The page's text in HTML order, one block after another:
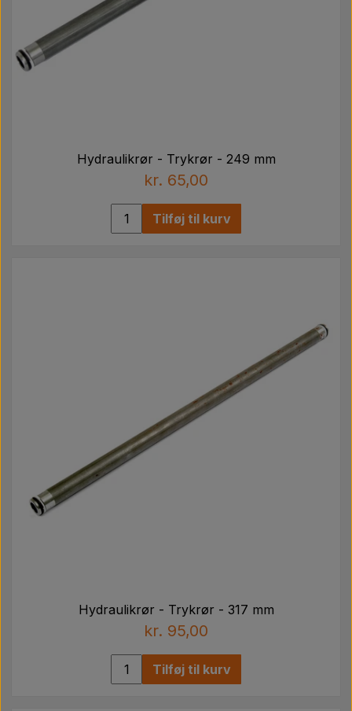
Hydraulikrør - Trykrør - 249 mm
kr. 65,00
Tilføj til kurv
Hydraulikrør - Trykrør - 317 mm
kr. 95,00
Tilføj til kurv